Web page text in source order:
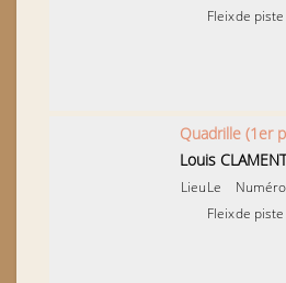
Fleixde piste
Quadrille (1er
Louis CLAMENT
LieuLe
Fleix
Numéro
de piste